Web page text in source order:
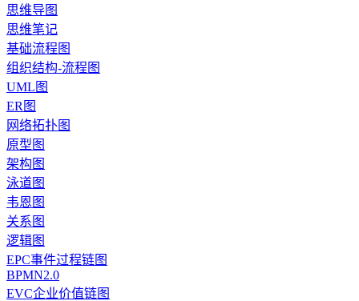
思维导图
思维笔记
基础流程图
组织结构-流程图
UML图
ER图
网络拓扑图
原型图
架构图
泳道图
韦恩图
关系图
逻辑图
EPC事件过程链图
BPMN2.0
EVC企业价值链图